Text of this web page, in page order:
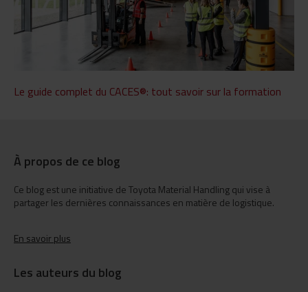
Le guide complet du CACES®: tout savoir sur la formation
À propos de ce blog
Ce blog est une initiative de Toyota Material Handling qui vise à
partager les dernières connaissances en matière de logistique.
En savoir plus
Les auteurs du blog